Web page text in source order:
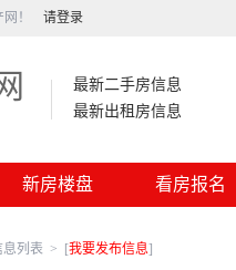
！ 请登录
最新二手房信息
最新出租房信息
新房楼盘 看房报名
息列表 > [我要发布信息]